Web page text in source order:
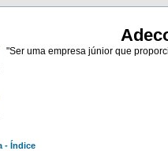
"Ser uma empresa júnior que
- Índice